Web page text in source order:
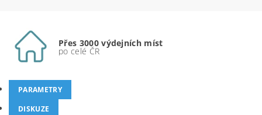
Přes 3000 výdejních míst
po celé ČR
PARAMETRY
DISKUZE